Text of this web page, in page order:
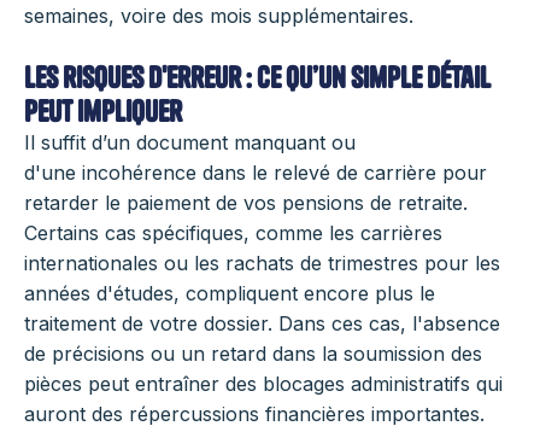
semaines, voire des mois supplémentaires.
Les risques d'erreur : ce qu’un simple détail
peut impliquer
Il suffit d’un document manquant ou
d'une incohérence dans le relevé de carrière pour
retarder le paiement de vos pensions de retraite.
Certains cas spécifiques, comme les carrières
internationales ou les rachats de trimestres pour les
années d'études, compliquent encore plus le
traitement de votre dossier. Dans ces cas, l'absence
de précisions ou un retard dans la soumission des
pièces peut entraîner des blocages administratifs qui
auront des répercussions financières importantes.